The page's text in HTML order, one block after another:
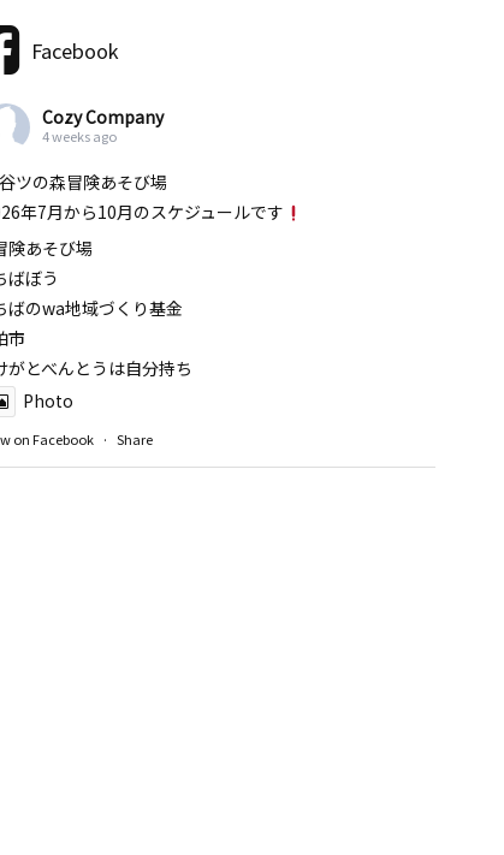
Facebook
Cozy Company
4 weeks ago
ツの森冒険あそび場
年7月から10月のスケジュールです
険あそび場
ばぼう
ばのwa地域づくり基金
市
がとべんとうは自分持ち
Photo
on Facebook · Share